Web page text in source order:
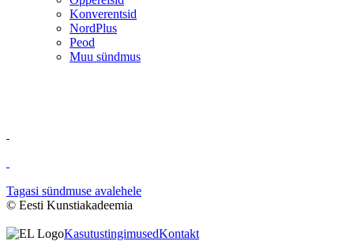
Konverentsid
NordPlus
Peod
Muu sündmus
Tagasi sündmuse avalehele
© Eesti Kunstiakadeemia
KasutustingimusedKontakt